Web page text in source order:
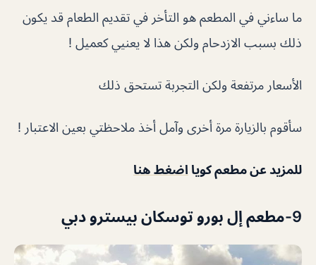
ما ساءني في المطعم هو التأخر في تقديم الطعام قد يكون
ذلك بسبب الازدحام ولكن هذا لا يعنيي كعميل !
الأسعار مرتفعة ولكن التجربة تستحق ذلك
سأقوم بالزيارة مرة أخرى وآمل أخذ ملاحظتي بعين الاعتبار !
للمزيد عنمطعم كويا اضغط هنا
9-مطعم إل بورو توسكان بيسترو دبي